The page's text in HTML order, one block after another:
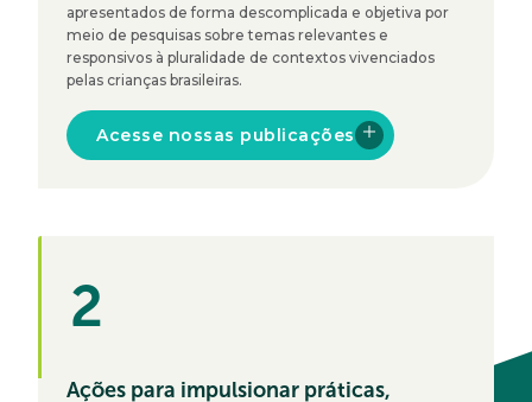
apresentados de forma descomplicada e objetiva por
meio de pesquisas sobre temas relevantes e
responsivos à pluralidade de contextos vivenciados
pelas crianças brasileiras.
Acesse nossas publicações
2
Ações para impulsionar práticas,